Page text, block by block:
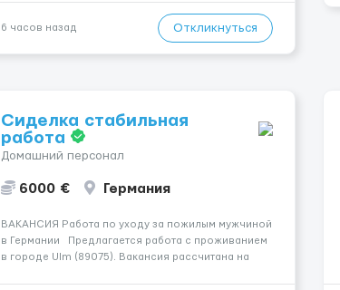
— Опытная команда с годами практики —
Стабильный поток клиентов (без ...
6 часов назад Откликнуться
Сиделка стабильная
работа
Домашний персонал
6000 € Германия
ВАКАНСИЯ Работа по уходу за пожилым мужчиной
в Германии Предлагается работа с проживанием
в городе Ulm (89075). Вакансия рассчитана на